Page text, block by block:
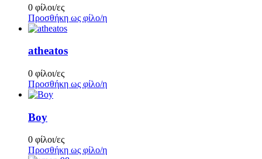
0 φίλοι/ες
Προσθήκη ως φίλο/η
atheatos
0 φίλοι/ες
Προσθήκη ως φίλο/η
Boy
0 φίλοι/ες
Προσθήκη ως φίλο/η